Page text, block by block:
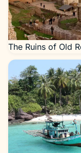
The Ruins of Old